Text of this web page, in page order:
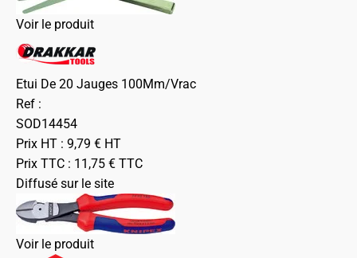
Voir le produit
Etui De 20 Jauges 100Mm/Vrac
Ref :
SOD14454
Prix HT : 9,79 € HT
Prix TTC : 11,75 € TTC
Diffusé sur le site
Voir le produit